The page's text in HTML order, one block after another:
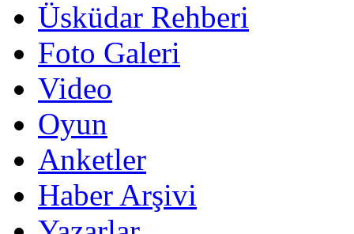
Üsküdar Rehberi
Foto Galeri
Video
Oyun
Anketler
Haber Arşivi